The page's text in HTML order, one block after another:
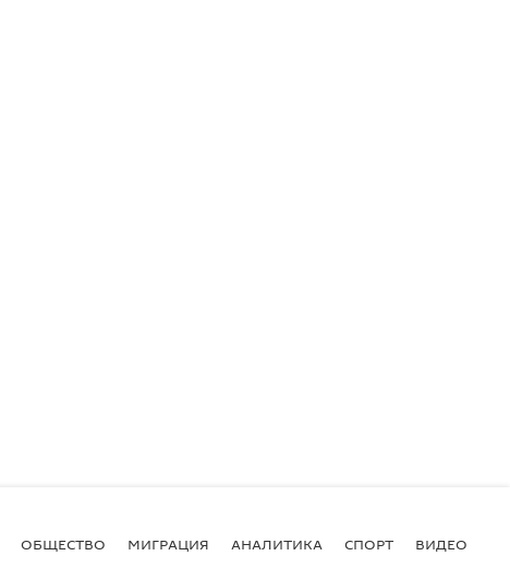
ОБЩЕСТВО МИГРАЦИЯ АНАЛИТИКА СПОРТ ВИДЕО